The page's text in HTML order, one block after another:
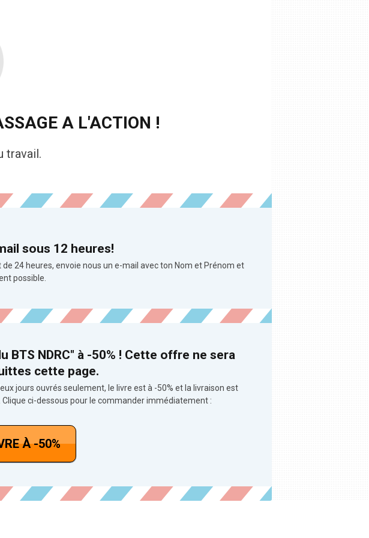
A L'ACTION !
travail.
sous 12 heures!
24 heures, envoie nous un e-mail avec ton Nom et Prénom et
possible.
BTS NDRC" à -50% ! Cette offre ne sera
cette page.
jours ouvrés seulement, le livre est à -50% et la livraison est
ci-dessous pour le commander immédiatement :
À -50%